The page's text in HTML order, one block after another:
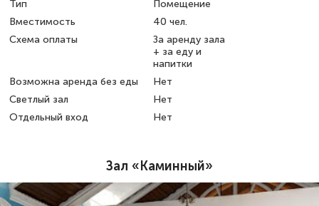
Тип
Помещение
Вместимость
40 чел.
Схема оплаты
За аренду зала
+ за еду и
напитки
Возможна аренда без еды
Нет
Светлый зал
Нет
Отдельный вход
Нет
Зал «Каминный»